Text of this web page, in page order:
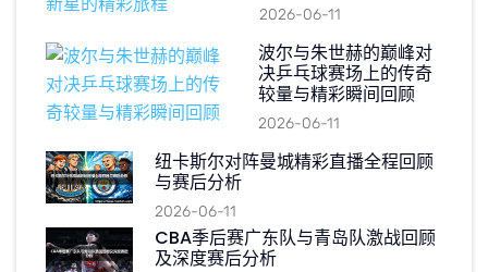
2026-06-11
波尔与朱世赫的巅峰对
决乒乓球赛场上的传奇
较量与精彩瞬间回顾
2026-06-11
纽卡斯尔对阵曼城精彩直播全程回顾
与赛后分析
2026-06-11
CBA季后赛广东队与青岛队激战回顾
及深度赛后分析